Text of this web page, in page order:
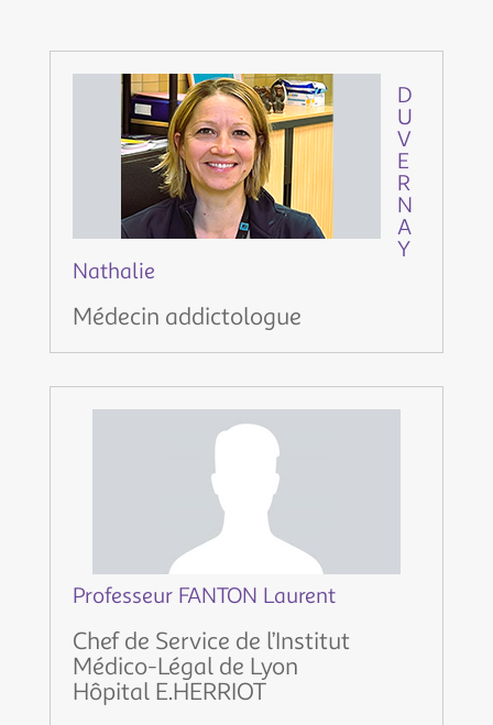
D
U
V
E
R
N
A
Y
Nathalie
Médecin addictologue
Professeur FANTON Laurent
Chef de Service de l’Institut
Médico-Légal de Lyon
Hôpital E.HERRIOT